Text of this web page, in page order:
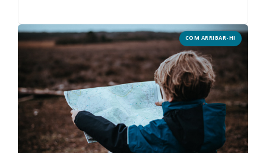
COM ARRIBAR-HI